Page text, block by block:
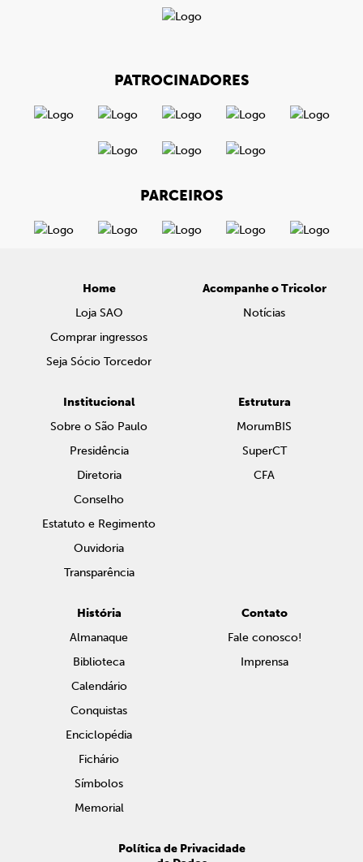
PATROCINADORES
PARCEIROS
Home
Loja SAO
Comprar ingressos
Seja Sócio Torcedor
Acompanhe o Tricolor
Notícias
Institucional
Sobre o São Paulo
Presidência
Diretoria
Conselho
Estatuto e Regimento
Ouvidoria
Transparência
Estrutura
MorumBIS
SuperCT
CFA
História
Almanaque
Biblioteca
Calendário
Conquistas
Enciclopédia
Fichário
Símbolos
Memorial
Contato
Fale conosco!
Imprensa
Política de Privacidade